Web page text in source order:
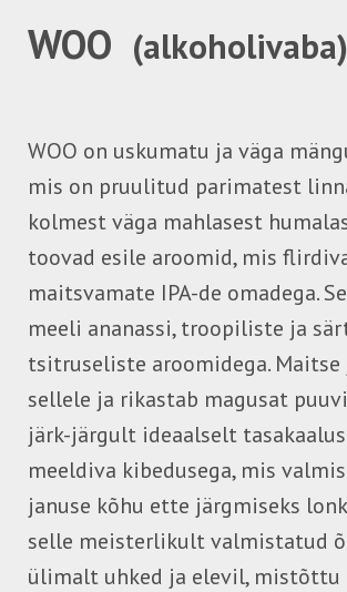
WOO (alkoholivaba)
WOO on uskumatu ja väga
mis on pruulitud parimatest
kolmest väga mahlasest
toovad esile aroomid, mis
maitsvamate IPA-de omadega.
meeli ananassi, troopiliste ja
tsitruseliste aroomidega. Maitse
sellele ja rikastab magusat
järk-järgult ideaalselt
meeldiva kibedusega, mis
januse kõhu ette järgmiseks
selle meisterlikult valmistatud
ülimalt uhked ja elevil, mistõttu